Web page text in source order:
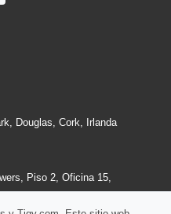
Douglas, Cork, Irlanda
Piso 2, Oficina 15,
Panamá